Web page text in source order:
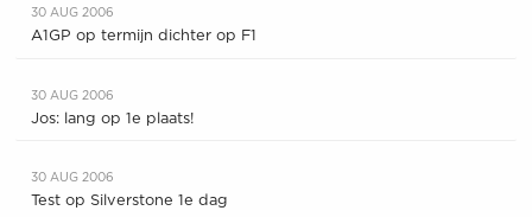
30 AUG 2006
A1GP op termijn dichter op F1
30 AUG 2006
Jos: lang op 1e plaats!
30 AUG 2006
Test op Silverstone 1e dag